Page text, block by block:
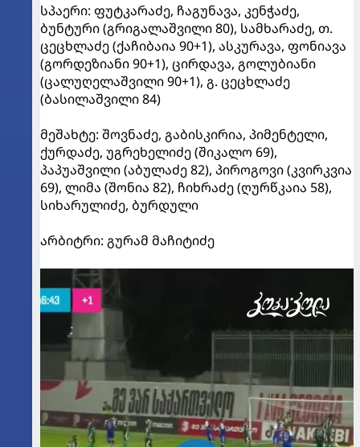
სპაერი: ფუტკარაძე, ჩაგუნავა, კენჭაძე,
ბუნტური (გრიგალაშვილი 80), სამხარაძე, თ.
ცეცხლაძე (ქაჩიბაია 90+1), ასკურავა, ფონიავა
(გორდეზიანი 90+1), ცირდავა, გოლუბიანი
(ცალუღელაშვილი 90+1), გ. ცეცხლაძე
(ბასილაშვილი 84)
მეშახტე: შოვნაძე, გაბისკირია, პიმენტელი,
ქურდაძე, უგრეხელიძე (შიკალო 69),
პაპუაშვილი (აბულაძე 82), პიროგოვი (კვირკვია
69), ლიმა (შონია 82), ჩიხრაძე (ღურწკაია 58),
სიხარულიძე, ბურდული
არბიტრი: გურამ მაჩიტიძე